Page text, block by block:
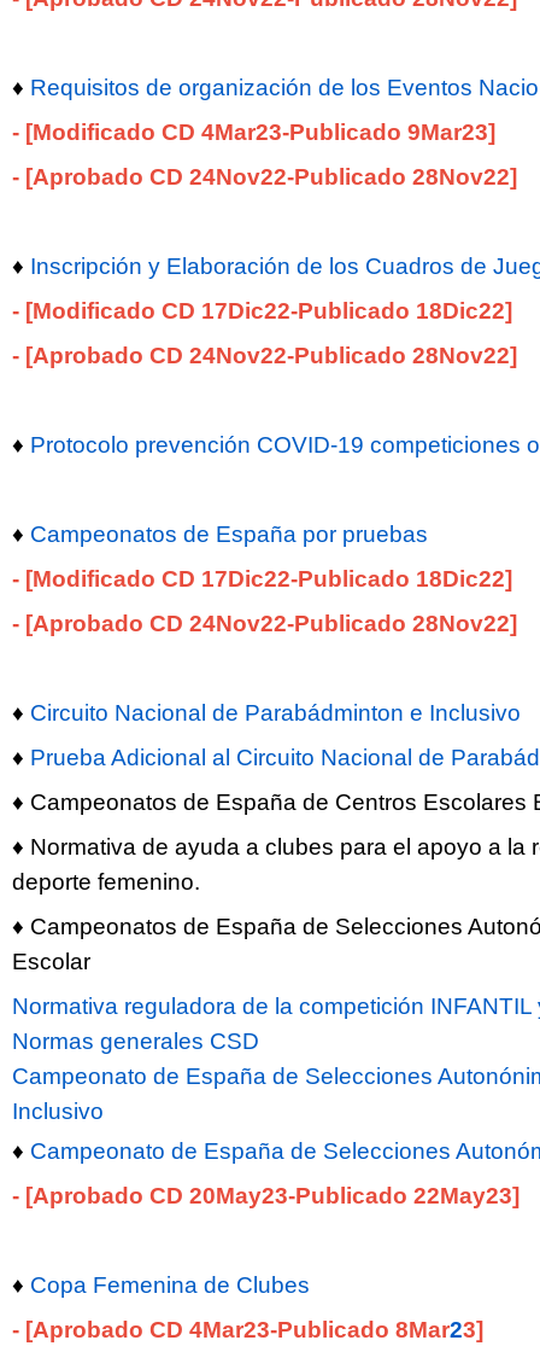
♦ Requisitos de organización de los Eventos
- [Modificado CD 4Mar23-Publicado 9Mar23]
- [Aprobado CD 24Nov22-Publicado 28Nov22]
♦ Inscripción y Elaboración de los Cuadros de
- [Modificado CD 17Dic22-Publicado 18Dic22]
- [Aprobado CD 24Nov22-Publicado 28Nov22]
♦ Protocolo prevención COVID-19 competiciones
♦ Campeonatos de España por pruebas
- [Modificado CD 17Dic22-Publicado 18Dic22]
- [Aprobado CD 24Nov22-Publicado 28Nov22]
♦ Circuito Nacional de Parabádminton e Inclusivo
♦ Prueba Adicional al Circuito Nacional de
♦ Campeonatos de España de Centros Escolares
♦ Normativa de ayuda a clubes para el apoyo a la
deporte femenino.
♦ Campeonatos de España de Selecciones
Escolar
Normativa reguladora de la competición INFANTIL
Normas generales CSD
Campeonato de España de Selecciones
Inclusivo
♦ Campeonato de España de Selecciones
- [Aprobado CD 20May23-Publicado 22May23]
♦ Copa Femenina de Clubes
- [Aprobado CD 4Mar23-Publicado 8Mar23]